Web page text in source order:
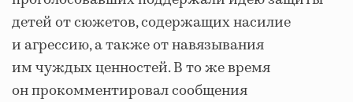
детей от сюжетов, содержащих насилие
и агрессию, а также от навязывания
им чуждых ценностей. В то же время
он прокомментировал сообщения